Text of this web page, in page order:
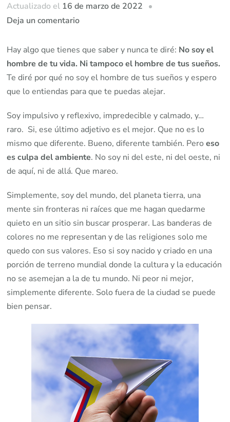
Actualizado el 16 de marzo de 2022
Deja un comentarioen
soy
el
hombre
de
vida,
¿O
quizás
si?
Hay algo que tienes que saber y nunca te diré: No soy el
hombre de tu vida. Ni tampoco el hombre de tus sueños.
Te diré por qué no soy el hombre de tus sueños y espero
que lo entiendas para que te puedas alejar.
Soy impulsivo y reflexivo, impredecible y calmado, y…
raro. Si, ese último adjetivo es el mejor. Que no es lo
mismo que diferente. Bueno, diferente también. Peroeso
es culpa del ambiente. No soy ni del este, ni del oeste, ni
de aquí, ni de allá. Que mareo.
Simplemente, soy del mundo, del planeta tierra, una
mente sin fronteras ni raíces que me hagan quedarme
quieto en un sitio sin buscar prosperar. Las banderas de
colores no me representan y de las religiones solo me
quedo con sus valores. Eso si soy nacido y criado en una
porción de terreno mundial donde la cultura y la educación
no se asemejan a la de tu mundo. Ni peor ni mejor,
simplemente diferente. Solo fuera de la ciudad se puede
bien pensar.